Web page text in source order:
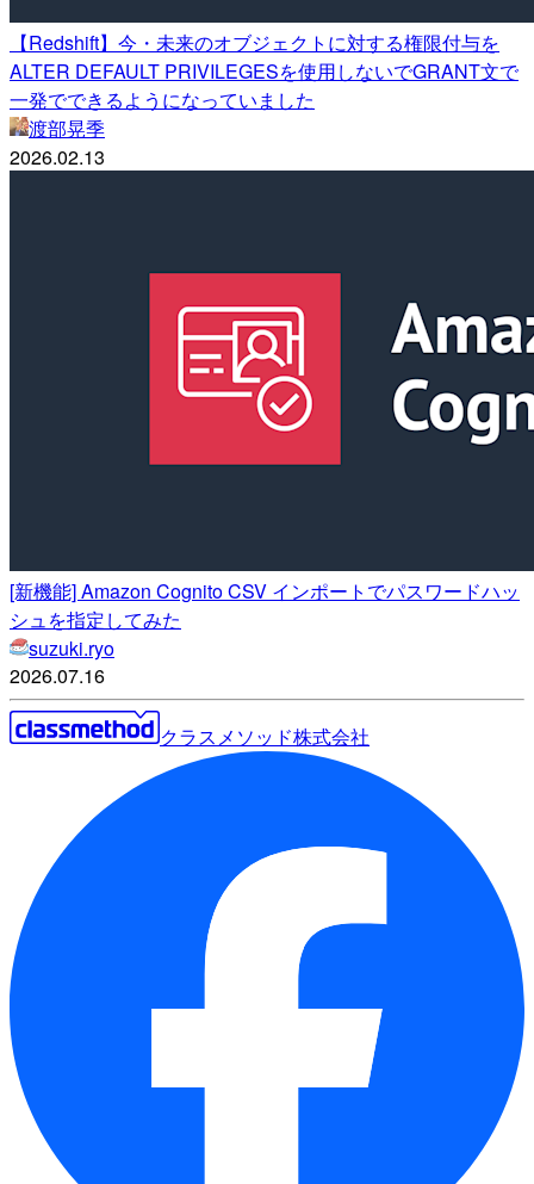
【Redshift】今・未来のオブジェクトに対する権限付与を
ALTER DEFAULT PRIVILEGESを使用しないでGRANT文で
一発でできるようになっていました
渡部晃季
2026.02.13
[新機能] Amazon Cognito CSV インポートでパスワードハッ
シュを指定してみた
suzuki.ryo
2026.07.16
クラスメソッド株式会社